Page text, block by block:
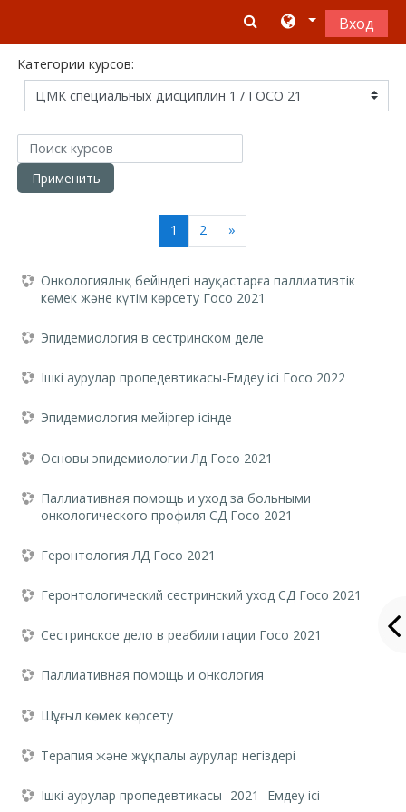
Вход
Категории курсов:
Поиск курсов
Применить
1 (текущая)
2 »Далее
Онкологиялық бейіндегі науқастарға паллиативтік
көмек және күтім көрсету Госо 2021
Эпидемиология в сестринском деле
Ішкі аурулар пропедевтикасы-Емдеу ісі Госо 2022
Эпидемиология мейіргер ісінде
Основы эпидемиологии Лд Госо 2021
Паллиативная помощь и уход за больными
онкологического профиля СД Госо 2021
Геронтология ЛД Госо 2021
Геронтологический сестринский уход СД Госо 2021
Сестринское дело в реабилитации Госо 2021
Паллиативная помощь и онкология
Шұғыл көмек көрсету
Терапия және жұқпалы аурулар негіздері
Ішкі аурулар пропедевтикасы -2021- Емдеу ісі